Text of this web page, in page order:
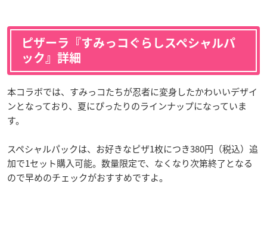
ピザーラ『すみっコぐらしスペシャルパ
ック』詳細
本コラボでは、すみっコたちが忍者に変身したかわいいデザイ
ンとなっており、夏にぴったりのラインナップになっていま
す。
スペシャルパックは、お好きなピザ1枚につき380円（税込）追
加で1セット購入可能。数量限定で、なくなり次第終了となる
ので早めのチェックがおすすめですよ。